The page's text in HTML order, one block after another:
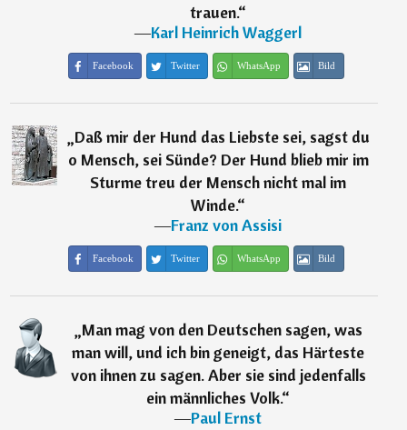
trauen.“
―Karl Heinrich Waggerl
Facebook Twitter WhatsApp Bild
„Daß mir der Hund das Liebste sei, sagst du
o Mensch, sei Sünde? Der Hund blieb mir im
Sturme treu der Mensch nicht mal im
Winde.“
―Franz von Assisi
Facebook Twitter WhatsApp Bild
„Man mag von den Deutschen sagen, was
man will, und ich bin geneigt, das Härteste
von ihnen zu sagen. Aber sie sind jedenfalls
ein männliches Volk.“
―Paul Ernst